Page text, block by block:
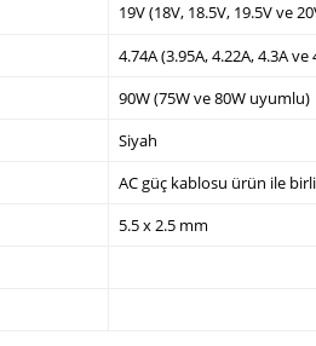
19V (18V, 18.5V, 19.5V ve
4.74A (3.95A, 4.22A, 4.3A
90W (75W ve 80W uyumlu)
Siyah
AC güç kablosu ürün ile
5.5 x 2.5 mm